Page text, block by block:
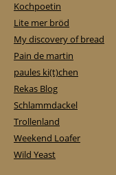
Kochpoetin
Lite mer bröd
My discovery of bread
Pain de martin
paules ki(t)chen
Rekas Blog
Schlammdackel
Trollenland
Weekend Loafer
Wild Yeast